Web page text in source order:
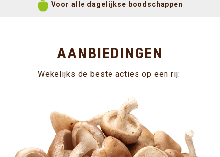
Voor alle dagelijkse boodschappen
AANBIEDINGEN
Wekelijks de beste acties op een rij: